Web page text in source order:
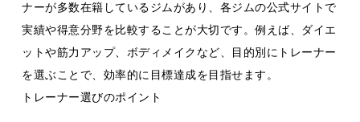
ナーが多数在籍しているジムがあり、各ジムの公式サイトで
実績や得意分野を比較することが大切です。例えば、ダイエ
ットや筋力アップ、ボディメイクなど、目的別にトレーナー
を選ぶことで、効率的に目標達成を目指せます。
トレーナー選びのポイント